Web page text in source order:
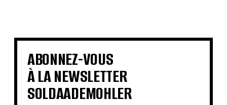
€ €
€
€ €
€
€
ABONNEZ-VOUS
À LA NEWSLETTER
SOLDAADEMOHLER